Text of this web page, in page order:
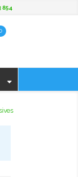
854